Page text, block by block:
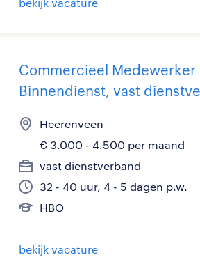
Commercieel Medewerker
Binnendienst, vast
Heerenveen
€ 3.000 - 4.500 per maand
vast dienstverband
32 - 40 uur, 4 - 5 dagen p.w.
HBO
bekijk vacature